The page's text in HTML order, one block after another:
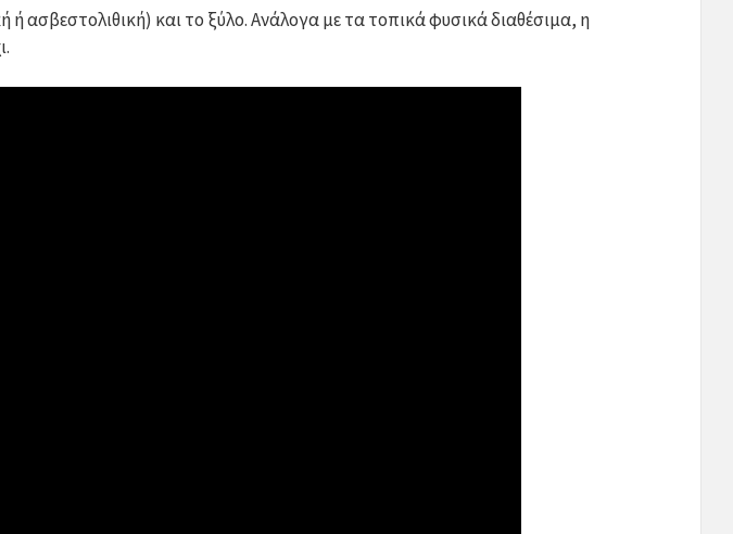
ή ασβεστολιθική) και το ξύλο. Ανάλογα με τα τοπικά φυσικά διαθέσιμα, η